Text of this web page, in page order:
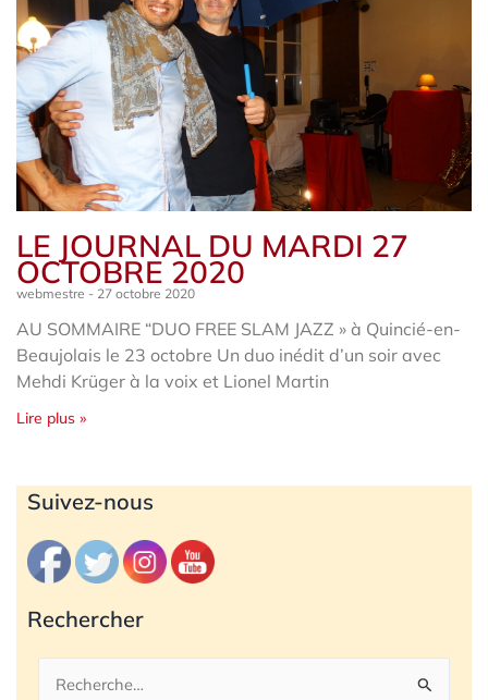
LE JOURNAL DU MARDI 27
OCTOBRE 2020
webmestre 27 octobre 2020
AU SOMMAIRE “DUO FREE SLAM JAZZ » à Quincié-en-
Beaujolais le 23 octobre Un duo inédit d’un soir avec
Mehdi Krüger à la voix et Lionel Martin
Lire plus »
Suivez-nous
Rechercher
Rechercher :
Archives